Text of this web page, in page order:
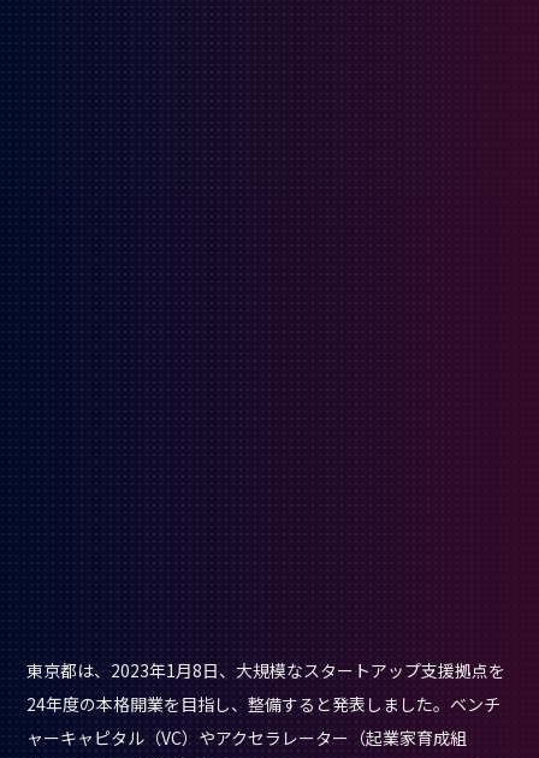
東京都は、2023年1月8日、大規模なスタートアップ支援拠点を
24年度の本格開業を目指し、整備すると発表しました。ベンチ
ャーキャピタル（VC）やアクセラレーター（起業家育成組